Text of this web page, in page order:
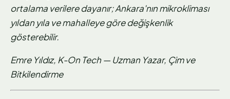
ortalama verilere dayanır; Ankara'nın mikrokliması
yıldan yıla ve mahalleye göre değişkenlik
gösterebilir.
Emre Yıldız, K-On Tech — Uzman Yazar, Çim ve
Bitkilendirme